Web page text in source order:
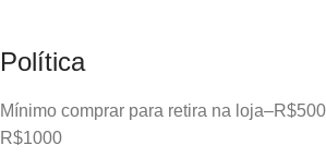
Política
Mínimo comprar para retira na
R$1000